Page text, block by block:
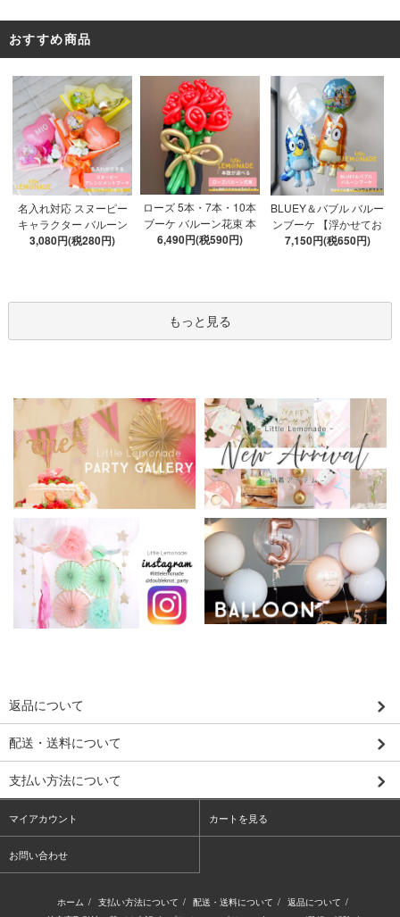
おすすめ商品
名入れ対応 スヌーピー
キャラクター バルーン
ブーケ 選べる7種 【膨ら
3,080円(税280円)
ローズ 5本・7本・10本
ブーケ バルーン花束 本
数が選べる 【膨らませ
6,490円(税590円)
BLUEY＆バブル バルー
ンブーケ 【浮かせてお
届け】 ヘリウムガス入
7,150円(税650円)
もっと見る
返品について
配送・送料について
支払い方法について
マイアカウント カートを見る
お問い合わせ
ホーム / 支払い方法について / 配送・送料について / 返品について /